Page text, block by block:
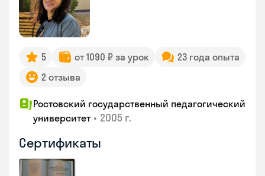
5 от 1090 ₽ за урок
23 года опыта
2 отзыва
Ростовский государственный педагогический
университет • 2005 г.
Сертификаты